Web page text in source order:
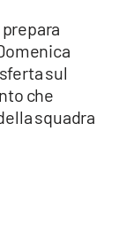
sul
che
squadra